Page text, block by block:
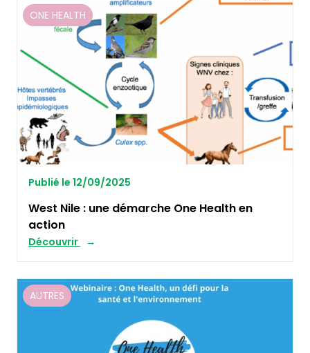
ONE HEALTH
Publié le 12/09/2025
West Nile : une démarche One Health en
action
Découvrir
AUTRES